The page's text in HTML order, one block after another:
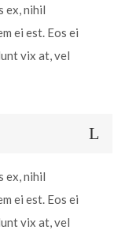
ex, nihil
ei est. Eos ei
vix at, vel
ex, nihil
ei est. Eos ei
vix at, vel